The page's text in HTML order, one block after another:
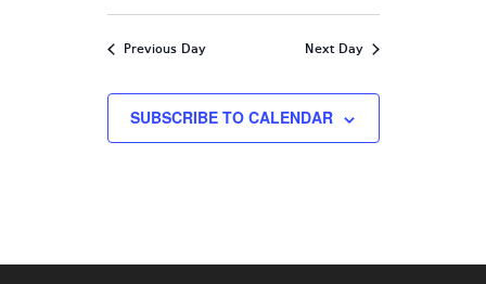
Previous Day Next Day
SUBSCRIBE TO CALENDAR